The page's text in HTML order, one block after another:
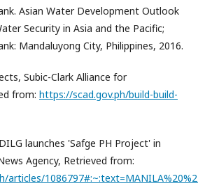
Asian Water Development Outlook
Security in Asia and the Pacific;
Mandaluyong City, Philippines, 2016.
Subic-Clark Alliance for
from: https://scad.gov.ph/build-build-
launches 'Safge PH Project' in
Agency, Retrieved from:
articles/